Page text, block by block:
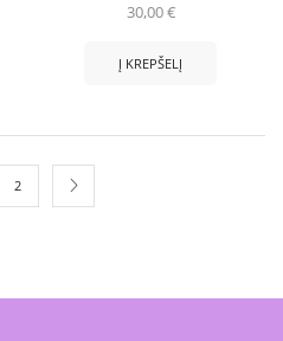
30,00€
Į KREPŠELĮ
2